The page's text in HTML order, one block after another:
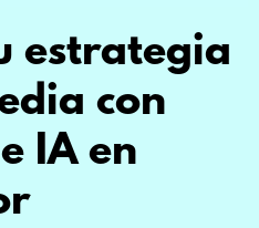
estrategia
con
IA en